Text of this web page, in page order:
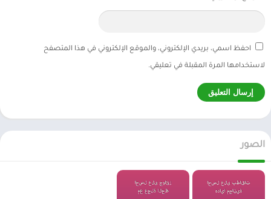
احفظ اسمي، بريدي الإلكتروني، والموقع الإلكتروني في هذا المتصفح
لاستخدامها المرة المقبلة في تعليقي.
الصور